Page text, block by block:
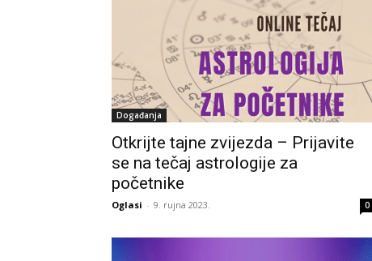
Događanja
Otkrijte tajne zvijezda – Prijavite
se na tečaj astrologije za
početnike
Oglasi - 9. rujna 2023. 0